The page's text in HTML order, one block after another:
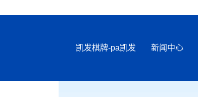
凯发棋牌-pa凯发 新闻中心